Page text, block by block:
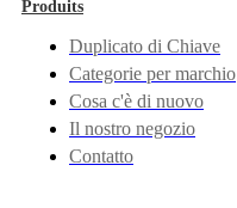
Produits
Duplicato di Chiave
Categorie per marchio
Cosa c'è di nuovo
Il nostro negozio
Contatto